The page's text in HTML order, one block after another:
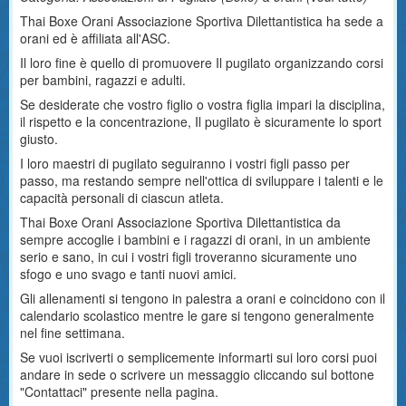
Thai Boxe Orani Associazione Sportiva Dilettantistica ha sede a
orani ed è affiliata all'ASC.
Il loro fine è quello di promuovere Il pugilato organizzando corsi
per bambini, ragazzi e adulti.
Se desiderate che vostro figlio o vostra figlia impari la disciplina,
il rispetto e la concentrazione, Il pugilato è sicuramente lo sport
giusto.
I loro maestri di pugilato seguiranno i vostri figli passo per
passo, ma restando sempre nell'ottica di sviluppare i talenti e le
capacità personali di ciascun atleta.
Thai Boxe Orani Associazione Sportiva Dilettantistica da
sempre accoglie i bambini e i ragazzi di orani, in un ambiente
serio e sano, in cui i vostri figli troveranno sicuramente uno
sfogo e uno svago e tanti nuovi amici.
Gli allenamenti si tengono in palestra a orani e coincidono con il
calendario scolastico mentre le gare si tengono generalmente
nel fine settimana.
Se vuoi iscriverti o semplicemente informarti sui loro corsi puoi
andare in sede o scrivere un messaggio cliccando sul bottone
"Contattaci" presente nella pagina.